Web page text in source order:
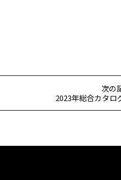
次の
2023年総合カタロ